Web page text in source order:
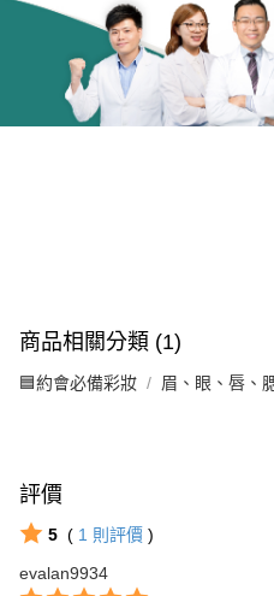
商品相關分類 (1)
🟦約會必備彩妝 眉、眼、唇、
評價
5 ( 1 則評價 )
evalan9934